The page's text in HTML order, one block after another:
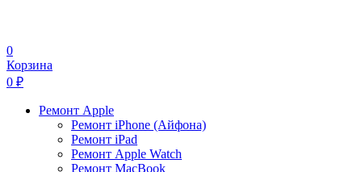
0
Корзина
0 ₽
Ремонт Apple
Ремонт iPhone (Айфона)
Ремонт iPad
Ремонт Apple Watch
Ремонт MacBook